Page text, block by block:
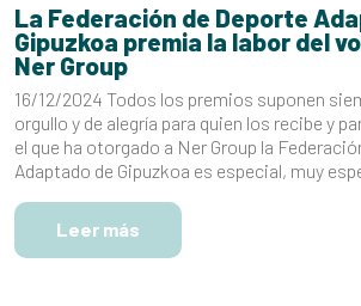
La Federación de Deporte
Gipuzkoa premia la labor del
Ner Group
16/12/2024 Todos los premios suponen
orgullo y de alegría para quien los recibe y
el que ha otorgado a Ner Group la
Adaptado de Gipuzkoa es especial, muy
Leer más